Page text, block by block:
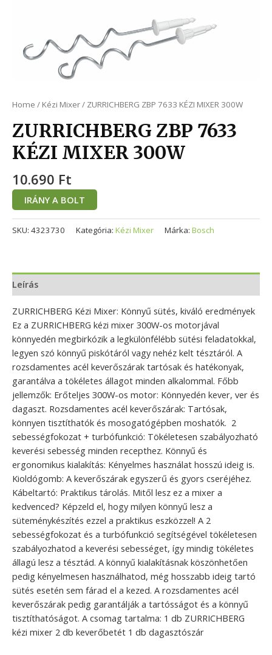
Home / Kézi Mixer/ ZURRICHBERG ZBP 7633 KÉZI MIXER 300W
ZURRICHBERG ZBP 7633
KÉZI MIXER 300W
10.690 Ft
IRÁNY A BOLT
SKU: 4323730 Kategória: Kézi Mixer Márka: Bosch
Leírás
ZURRICHBERG Kézi Mixer: Könnyű sütés, kiváló eredmények
Ez a ZURRICHBERG kézi mixer 300W-os motorjával
könnyedén megbirkózik a legkülönfélébb sütési feladatokkal,
legyen szó könnyű piskótáról vagy nehéz kelt tésztáról. A
rozsdamentes acél keverőszárak tartósak és hatékonyak,
garantálva a tökéletes állagot minden alkalommal. Főbb
jellemzők: Erőteljes 300W-os motor: Könnyedén kever, ver és
dagaszt. Rozsdamentes acél keverőszárak: Tartósak,
könnyen tisztíthatók és mosogatógépben moshatók. ️ 2
sebességfokozat + turbófunkció: Tökéletesen szabályozható
keverési sebesség minden recepthez. Könnyű és
ergonomikus kialakítás: Kényelmes használat hosszú ideig is.
Kioldógomb: A keverőszárak egyszerű és gyors cseréjéhez.
Kábeltartó: Praktikus tárolás. Mitől lesz ez a mixer a
kedvenced? Képzeld el, hogy milyen könnyű lesz a
süteménykészítés ezzel a praktikus eszközzel! A 2
sebességfokozat és a turbófunkció segítségével tökéletesen
szabályozhatod a keverési sebességet, így mindig tökéletes
állagú lesz a tésztád. A könnyű kialakításnak köszönhetően
pedig kényelmesen használhatod, még hosszabb ideig tartó
sütés esetén sem fárad el a kezed. A rozsdamentes acél
keverőszárak pedig garantálják a tartósságot és a könnyű
tisztíthatóságot. A csomag tartalma: 1 db ZURRICHBERG
kézi mixer 2 db keverőbetét 1 db dagasztószár